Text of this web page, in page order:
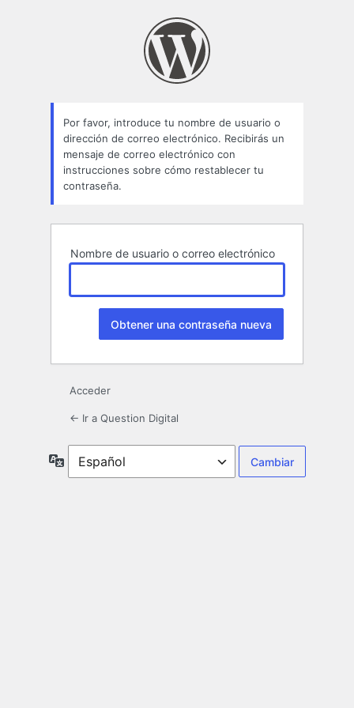
Por favor, introduce tu nombre de usuario o
dirección de correo electrónico. Recibirás un
mensaje de correo electrónico con
instrucciones sobre cómo restablecer tu
contraseña.
Nombre de usuario o correo electrónico
Acceder
← Ir a Question Digital
Idioma